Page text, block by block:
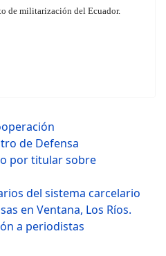
de militarización del Ecuador.
de Defensa
por titular sobre
del sistema carcelario
en Ventana, Los Ríos.
a periodistas